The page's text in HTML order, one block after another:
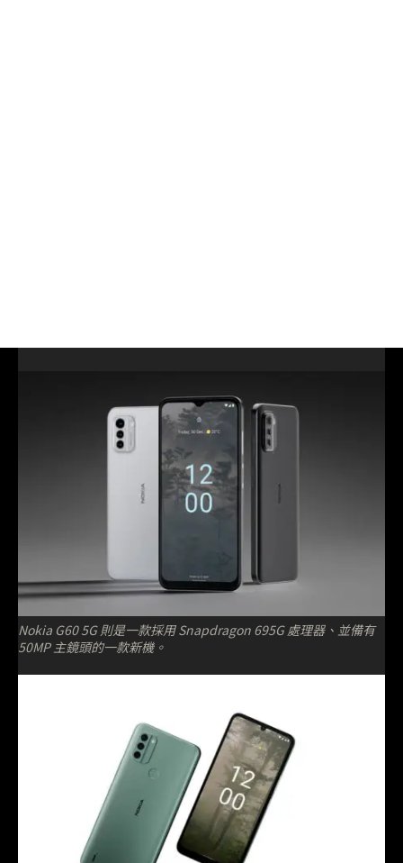
Nokia G60 5G 則是一款採用 Snapdragon 695G 處理器、並備有
50MP 主鏡頭的一款新機。